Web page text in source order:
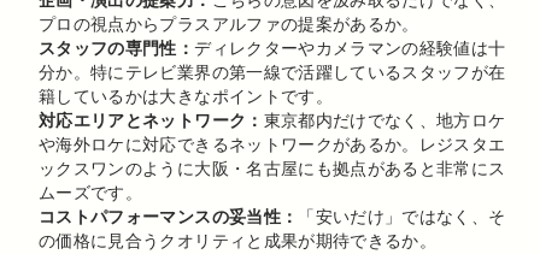
プロの視点からプラスアルファの提案があるか。
スタッフの専門性：ディレクターやカメラマンの経験値は十
分か。特にテレビ業界の第一線で活躍しているスタッフが在
籍しているかは大きなポイントです。
対応エリアとネットワーク： 東京都内だけでなく、地方ロケ
や海外ロケに対応できるネットワークがあるか。レジスタエ
ックスワンのように大阪・名古屋にも拠点があると非常にス
ムーズです。
コストパフォーマンスの妥当性：
「安いだけ」ではなく、そ
の価格に見合うクオリティと成果が期待できるか。